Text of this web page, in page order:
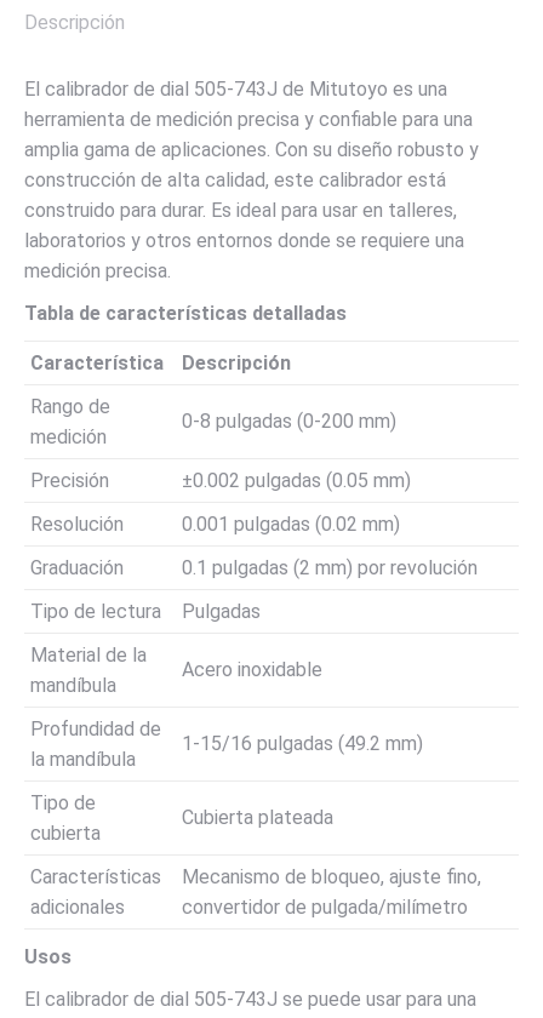
Descripción
El calibrador de dial 505-743J de Mitutoyo es una
herramienta de medición precisa y confiable para una
amplia gama de aplicaciones. Con su diseño robusto y
construcción de alta calidad, este calibrador está
construido para durar. Es ideal para usar en talleres,
laboratorios y otros entornos donde se requiere una
medición precisa.
Tabla de características detalladas
Característica
Descripción
Rango de
medición
0-8 pulgadas (0-200 mm)
Precisión
±0.002 pulgadas (0.05 mm)
Resolución
0.001 pulgadas (0.02 mm)
Graduación
0.1 pulgadas (2 mm) por revolución
Tipo de lectura
Pulgadas
Material de la
mandíbula
Acero inoxidable
Profundidad de
la mandíbula
1-15/16 pulgadas (49.2 mm)
Tipo de
cubierta
Cubierta plateada
Características
adicionales
Mecanismo de bloqueo, ajuste fino,
convertidor de pulgada/milímetro
Usos
El calibrador de dial 505-743J se puede usar para una